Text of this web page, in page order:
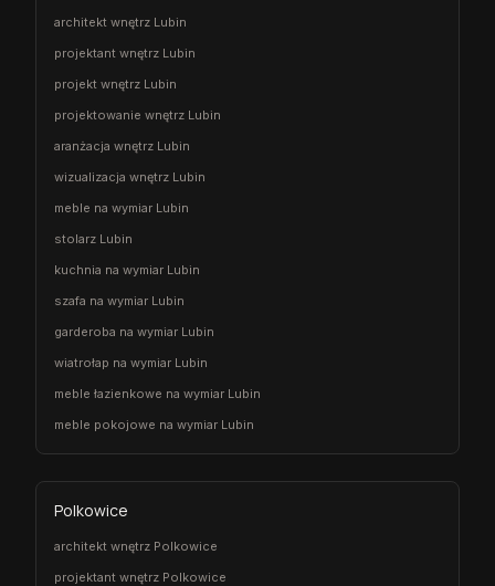
architekt wnętrz Lubin
projektant wnętrz Lubin
projekt wnętrz Lubin
projektowanie wnętrz Lubin
aranżacja wnętrz Lubin
wizualizacja wnętrz Lubin
meble na wymiar Lubin
stolarz Lubin
kuchnia na wymiar Lubin
szafa na wymiar Lubin
garderoba na wymiar Lubin
wiatrołap na wymiar Lubin
meble łazienkowe na wymiar Lubin
meble pokojowe na wymiar Lubin
Polkowice
architekt wnętrz Polkowice
projektant wnętrz Polkowice